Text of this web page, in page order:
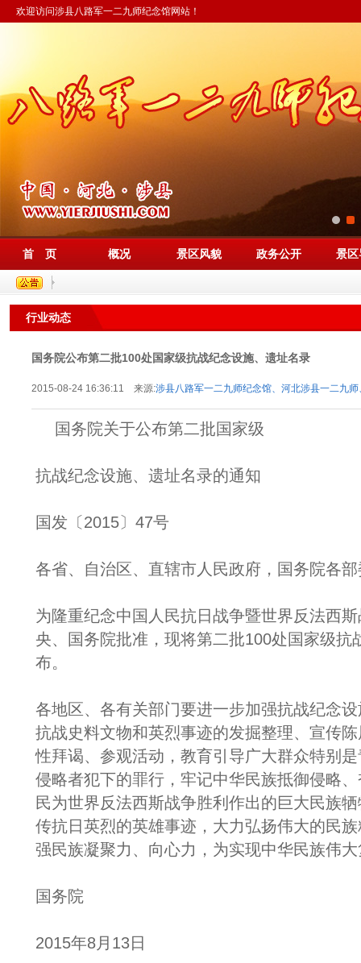
欢迎访问涉县八路军一二九师纪念馆网站！
首 页 概况 景区风貌 政务公开 景
行业动态
国务院公布第二批100处国家级抗战纪念设施、遗址名录
2015-08-24 16:36:11 来源:涉县八路军一二九师纪念馆、河北涉县一二九
国务院关于公布第二批国家级
抗战纪念设施、遗址名录的通知
国发〔2015〕47号
各省、自治区、直辖市人民政府，国务院各
为隆重纪念中国人民抗日战争暨世界反法西
央、国务院批准，现将第二批100处国家级抗
布。
各地区、各有关部门要进一步加强抗战纪念
抗战史料文物和英烈事迹的发掘整理、宣传
性拜谒、参观活动，教育引导广大群众特别
侵略者犯下的罪行，牢记中华民族抵御侵略
民为世界反法西斯战争胜利作出的巨大民族
传抗日英烈的英雄事迹，大力弘扬伟大的民
强民族凝聚力、向心力，为实现中华民族伟
国务院
2015年8月13日